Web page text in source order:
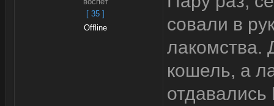
[ 35 ]
Offline
совали в
лакомства.
кошель, а
отдавались